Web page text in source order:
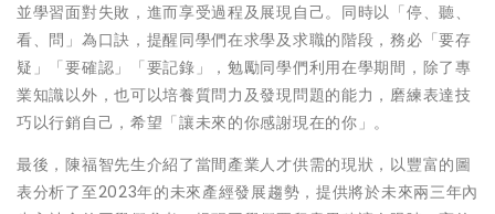
並學習面對失敗，進而享受過程及展現自己。同時以「停、聽、
看、問」為口訣，提醒同學們在求學及求職的階段，務必「要存
疑」「要確認」「要記錄」，勉勵同學們利用在學期間，除了專
業知識以外，也可以培養質問力及發現問題的能力，磨練表達技
巧以行銷自己，希望「讓未來的你感謝現在的你」。
最後，陳福智先生介紹了當間產業人才供需的現狀，以豐富的圖
表分析了至2023年的未來產經發展趨勢，提供將於未來兩三年內